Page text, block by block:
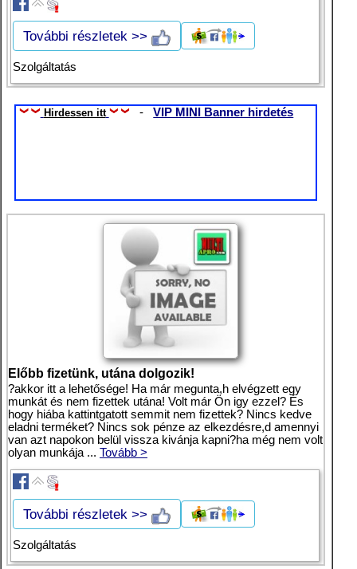
További részletek >>
Szolgáltatás
Hirdessen itt -VIP MINI Banner hirdetés
Előbb fizetünk, utána dolgozik!
?akkor itt a lehetősége! Ha már megunta,h elvégzett egy
munkát és nem fizettek utána! Volt már Ön igy ezzel? És
hogy hiába kattintgatott semmit nem fizettek? Nincs kedve
eladni terméket? Nincs sok pénze az elkezdésre,d amennyi
van azt napokon belül vissza kivánja kapni?ha még nem volt
olyan munkája ... Tovább >
További részletek >>
Szolgáltatás